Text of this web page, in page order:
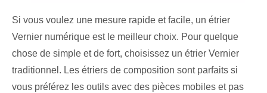
Si vous voulez une mesure rapide et facile, un étrier
Vernier numérique est le meilleur choix. Pour quelque
chose de simple et de fort, choisissez un étrier Vernier
traditionnel. Les étriers de composition sont parfaits si
vous préférez les outils avec des pièces mobiles et pas